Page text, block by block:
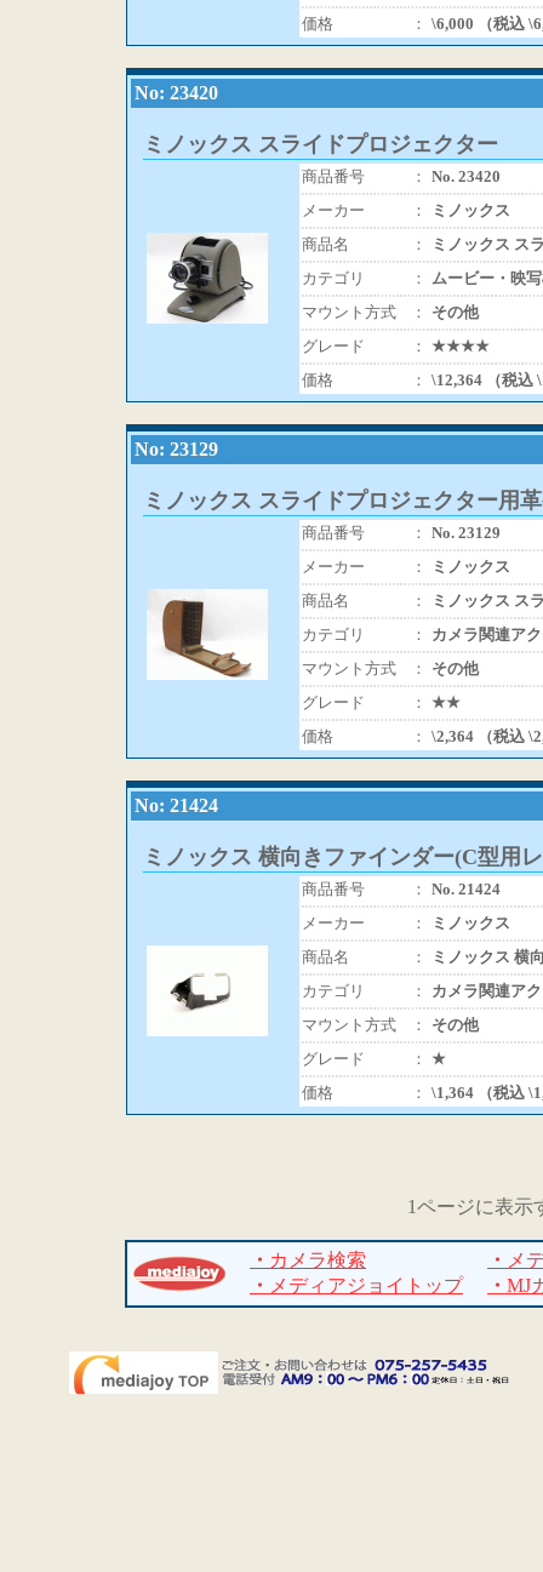
価格
： \6,000 （税込
No: 23420
ミノックス スライドプロジェクター
商品番号 ： No. 23420
メーカー
：
ミノックス
商品名
：
ミノックス ス
カテゴリ
：
ムービー・映
マウント方式
：
その他
グレード
： ★★★★
価格
： \12,364 （税込
No: 23129
ミノックス スライドプロジェクター用
商品番号 ： No. 23129
メーカー
：
ミノックス
商品名
：
ミノックス ス
カテゴリ
：
カメラ関連ア
マウント方式
：
その他
グレード
： ★★
価格
： \2,364 （税込
No: 21424
ミノックス 横向きファインダー(C型用
商品番号 ： No. 21424
メーカー
：
ミノックス
商品名
：
ミノックス 横
カテゴリ
：
カメラ関連ア
マウント方式
：
その他
グレード
： ★
価格
： \1,364 （税込
1ページに表示
・ カメラ検索 ・ メ
・ メディアジョイトップ ・ MJ